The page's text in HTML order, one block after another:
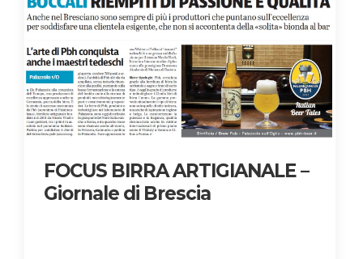
FOCUS BIRRA ARTIGIANALE –
Giornale di Brescia